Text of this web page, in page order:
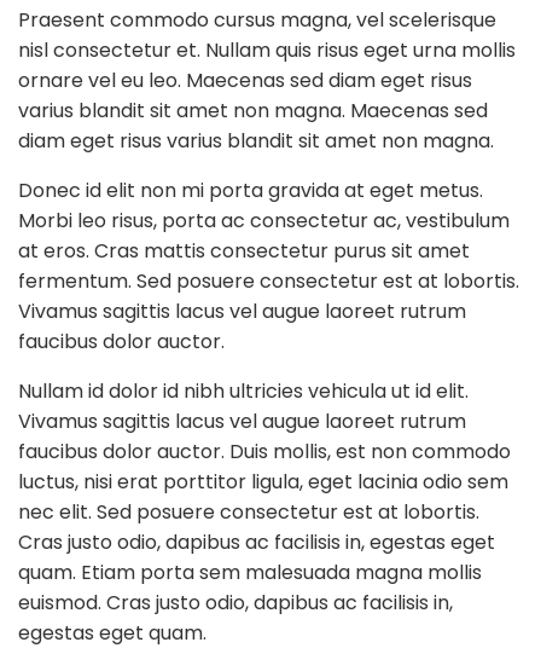
Praesent commodo cursus magna, vel scelerisque
nisl consectetur et. Nullam quis risus eget urna mollis
ornare vel eu leo. Maecenas sed diam eget risus
varius blandit sit amet non magna. Maecenas sed
diam eget risus varius blandit sit amet non magna.
Donec id elit non mi porta gravida at eget metus.
Morbi leo risus, porta ac consectetur ac, vestibulum
at eros. Cras mattis consectetur purus sit amet
fermentum. Sed posuere consectetur est at lobortis.
Vivamus sagittis lacus vel augue laoreet rutrum
faucibus dolor auctor.
Nullam id dolor id nibh ultricies vehicula ut id elit.
Vivamus sagittis lacus vel augue laoreet rutrum
faucibus dolor auctor. Duis mollis, est non commodo
luctus, nisi erat porttitor ligula, eget lacinia odio sem
nec elit. Sed posuere consectetur est at lobortis.
Cras justo odio, dapibus ac facilisis in, egestas eget
quam. Etiam porta sem malesuada magna mollis
euismod. Cras justo odio, dapibus ac facilisis in,
egestas eget quam.